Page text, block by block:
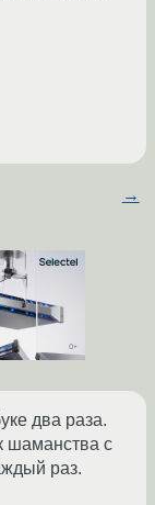
→
два раза.
шаманства с
раз.